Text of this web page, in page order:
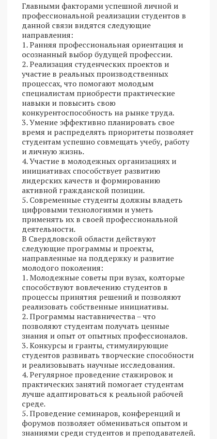
Главными факторами успешной личной и
профессиональной реализации студентов в
данной связи видятся следующие
направления:
1. Ранняя профессиональная ориентация и
осознанный выбор будущей профессии.
2. Реализация студенческих проектов и
участие в реальных производственных
процессах, что помогают молодым
специалистам приобрести практические
навыки и повысить свою
конкурентоспособность на рынке труда.
3. Умение эффективно планировать свое
время и распределять приоритеты позволяет
студентам успешно совмещать учебу, работу
и личную жизнь.
4. Участие в молодежных организациях и
инициативах способствует развитию
лидерских качеств и формированию
активной гражданской позиции.
5. Современные студенты должны владеть
цифровыми технологиями и уметь
применять их в своей профессиональной
деятельности.
В Свердловской области действуют
следующие программы и проекты,
направленные на поддержку и развитие
молодого поколения:
1. Молодежные советы при вузах, колторые
способствуют вовлечению студентов в
процессы принятия решений и позволяют
реализовать собственные инициативы.
2. Программы наставничества – что
позволяют студентам получать ценные
знания и опыт от опытных профессионалов.
3. Конкурсы и гранты, стимулирующие
студентов развивать творческие способности
и реализовывать научные исследования.
4. Регулярное проведение стажировок и
практических занятий помогает студентам
лучше адаптироваться к реальной рабочей
среде.
5. Проведение семинаров, конференций и
форумов позволяет обмениваться опытом и
знаниями среди студентов и преподавателей.